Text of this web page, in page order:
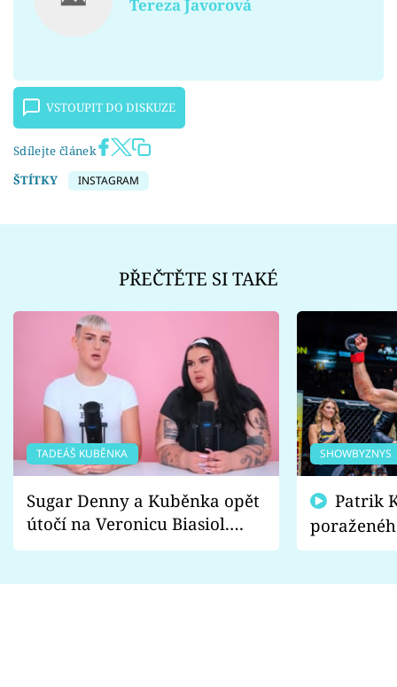
Tereza Javorová
VSTOUPIT DO DISKUZE
Sdílejte článek
ŠTÍTKY
INSTAGRAM
PŘEČTĚTE SI TAKÉ
TADEÁŠ KUBĚNKA
Sugar Denny a Kuběnka opět
útočí na Veronicu Biasiol.
Proč je podle nich falešná a
SHOWBYZNYS
fanoušci